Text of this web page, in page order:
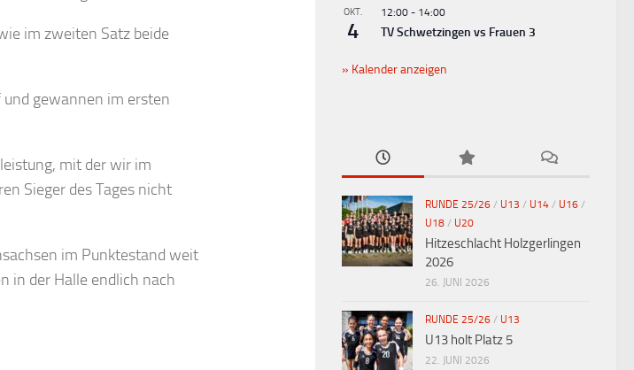
im zweiten Satz beide
gewannen im ersten
mit der wir im
Sieger des Tages nicht
im Punktestand weit
in der Halle endlich nach
OKT.
4
12:00 - 14:00
TV Schwetzingen vs Frauen 3
Kalender anzeigen
RUNDE 25/26 / U13 / U14 / U16 /
U18 / U20
Hitzeschlacht Holzgerlingen
2026
26. JUNI 2026
RUNDE 25/26 / U13
U13 holt Platz 5
22. JUNI 2026